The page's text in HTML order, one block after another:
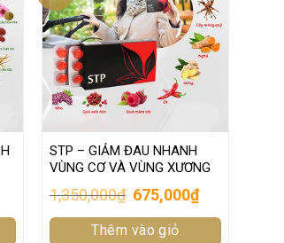
STP – GIẢM ĐAU NHANH
VÙNG CƠ VÀ VÙNG XƯƠNG
1,350,000₫ Original
price
was:
1,350,000₫.
675,000₫Current
price
is:
Thêm vào giỏ